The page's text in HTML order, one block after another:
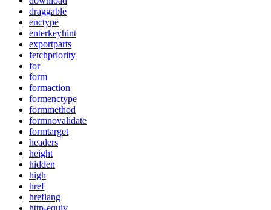
draggable
enctype
enterkeyhint
exportparts
fetchpriority
for
form
formaction
formenctype
formmethod
formnovalidate
formtarget
headers
height
hidden
high
href
hreflang
http-equiv